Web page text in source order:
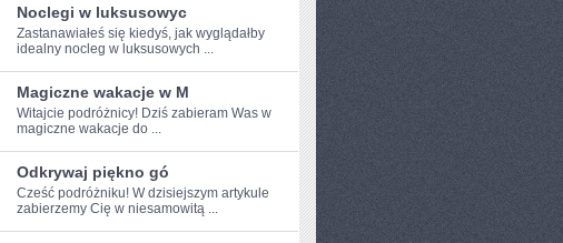
Noclegi w luksusowyc
Zastanawiałeś się kiedyś, jak wyglądałby
idealny nocleg w luksusowych ...
Magiczne wakacje w M
Witajcie podróżnicy!​ Dziś⁣ zabieram Was ‍w
magiczne wakacje do ...
Odkrywaj piękno gó
Cześć podróżniku! W dzisiejszym artykule
zabierzemy Cię w ⁣niesamowitą ...